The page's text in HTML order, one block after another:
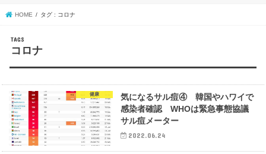
HOME タグ : コロナ
コロナ
健康
気になるサル痘④ 韓国やハワイで
感染者確認 WHOは緊急事態協議
サル痘メーター
2022.06.24